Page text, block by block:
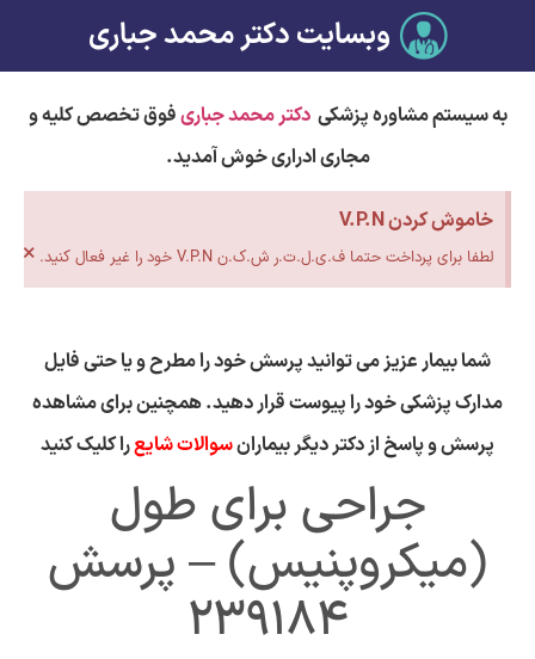
وبسایت دکتر محمد جباری
به سیستم مشاوره پزشکیدکتر محمد جباریفوق تخصص کلیه و
مجاری ادراری خوش آمدید.
خاموش کردن V.P.N
لطفا برای پرداخت حتما ف.ی.ل.ت.ر ش.ک.ن V.P.N خود را غیر فعال کنید. ×
شما بیمار عزیز می توانید پرسش خود را مطرح و یا حتی فایل
مدارک پزشکی خود را پیوست قرار دهید. همچنین برای مشاهده
پرسش و پاسخ از دکتر دیگر بیمارانسوالات شایعرا کلیک کنید
جراحی برای طول
(میکروپنیس) – پرسش
239184